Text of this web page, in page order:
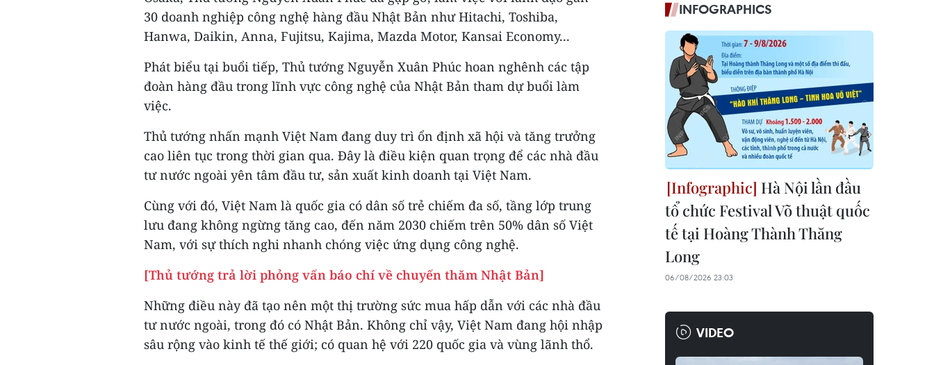
30 doanh nghiệp công nghệ hàng đầu Nhật Bản như Hitachi, Toshiba,
Hanwa, Daikin, Anna, Fujitsu, Kajima, Mazda Motor, Kansai Economy...
Phát biểu tại buổi tiếp, Thủ tướng Nguyễn Xuân Phúc hoan nghênh các tập
đoàn hàng đầu trong lĩnh vực công nghệ của Nhật Bản tham dự buổi làm
việc.
Thủ tướng nhấn mạnh Việt Nam đang duy trì ổn định xã hội và tăng trưởng
cao liên tục trong thời gian qua. Đây là điều kiện quan trọng để các nhà đầu
tư nước ngoài yên tâm đầu tư, sản xuất kinh doanh tại Việt Nam.
Cùng với đó, Việt Nam là quốc gia có dân số trẻ chiếm đa số, tầng lớp trung
lưu đang không ngừng tăng cao, đến năm 2030 chiếm trên 50% dân số Việt
Nam, với sự thích nghi nhanh chóng việc ứng dụng công nghệ.
[Thủ tướng trả lời phỏng vấn báo chí về chuyến thăm Nhật Bản]
Những điều này đã tạo nên một thị trường sức mua hấp dẫn với các nhà đầu
tư nước ngoài, trong đó có Nhật Bản. Không chỉ vậy, Việt Nam đang hội nhập
sâu rộng vào kinh tế thế giới; có quan hệ với 220 quốc gia và vùng lãnh thổ.
INFOGRAPHICS
Hà Nội lần đầu
tổ chức Festival Võ thuật quốc
tế tại Hoàng Thành Thăng
Long
06/08/2026 23:03
VIDEO